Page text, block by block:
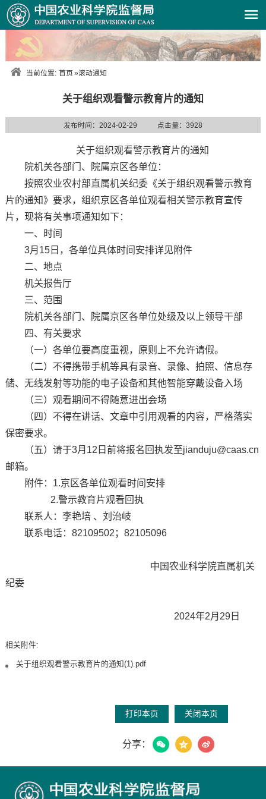
当前位置: 首页 »滚动通知
关于组织观看警示教育片的通知
发布时间：2024-02-29 点击量： 3928
关于组织观看警示教育片的通知
院机关各部门、院属京区各单位：
按照农业农村部直属机关纪委《关于组织观看警示教育
片的通知》要求，组织京区各单位观看相关警示教育宣传
片，现将有关事项通知如下：
一、时间
3月15日，各单位具体时间安排详见附件
二、地点
机关报告厅
三、范围
院机关各部门、院属京区各单位处级及以上领导干部
四、有关要求
（一）各单位要高度重视，原则上不允许请假。
（二）不得携带手机等具有录音、录像、拍照、信息存
储、无线发射等功能的电子设备和其他智能穿戴设备入场
（三）观看期间不得随意进出会场
（四）不得在讲话、文章中引用观看的内容，严格落实
保密要求。
（五）请于3月12日前将报名回执发至jianduju@caas.cn
邮箱。
附件：1.京区各单位观看时间安排
2.警示教育片观看回执
联系人：李艳培 、刘治岐
联系电话：82109502；82105096
中国农业科学院直属机关
纪委
2024年2月29日
相关附件:
关于组织观看警示教育片的通知(1).pdf
打印本页 关闭本页
分享：